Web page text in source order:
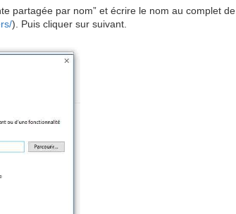
partagée par nom” et écrire le nom au complet de
). Puis cliquer sur suivant.